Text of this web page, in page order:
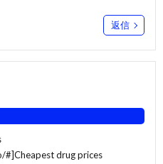
返信
#]Cheapest drug prices